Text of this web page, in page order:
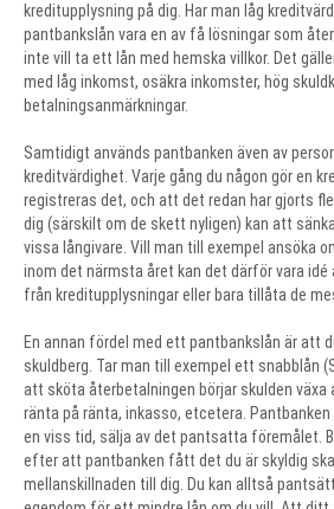
kreditupplysning på dig. Har man låg
pantbankslån vara en av få lösningar som
inte vill ta ett lån med hemska villkor. Det
med låg inkomst, osäkra inkomster, hög
betalningsanmärkningar.
Samtidigt används pantbanken även av
kreditvärdighet. Varje gång du någon gör en
registreras det, och att det redan har gjorts
dig (särskilt om de skett nyligen) kan att
vissa långivare. Vill man till exempel ansöka
inom det närmsta året kan det därför vara
från kreditupplysningar eller bara tillåta de
En annan fördel med ett pantbankslån är att
skuldberg. Tar man till exempel ett snabblån
att sköta återbetalningen börjar skulden växa
ränta på ränta, inkasso, etcetera.
en viss tid, sälja av det pantsatta föremålet.
efter att pantbanken fått det du är skyldig
mellanskillnaden till dig. Du kan alltså